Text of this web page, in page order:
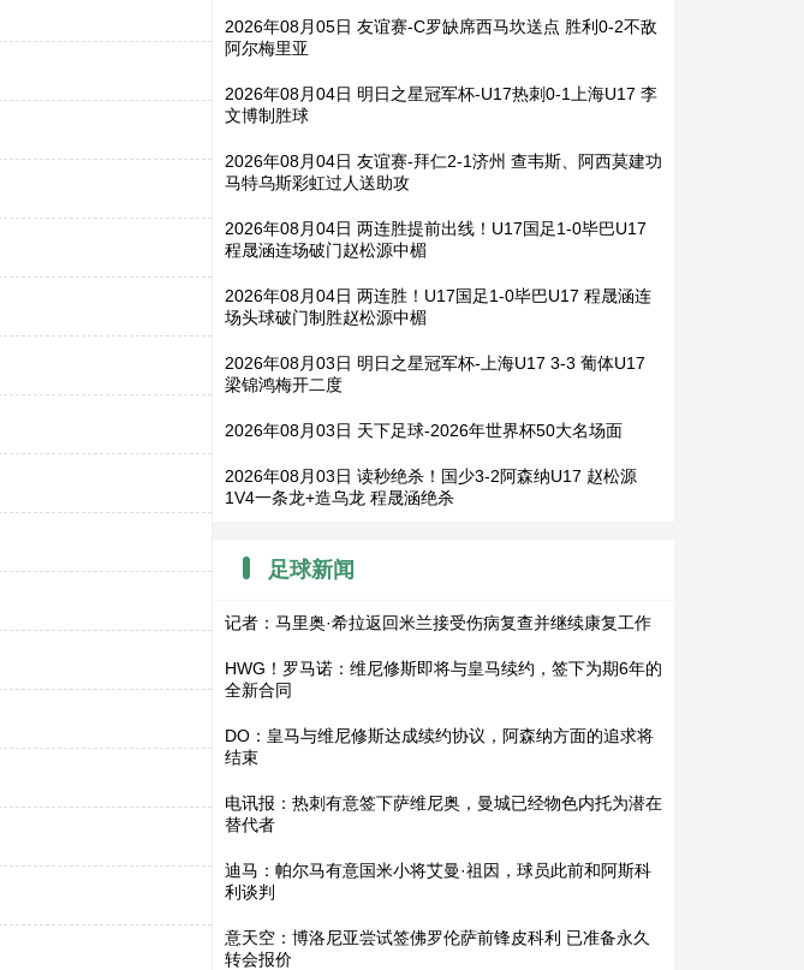
2026年08月05日 友谊赛-C罗缺席西马坎送点 胜利0-2不敌
阿尔梅里亚
2026年08月04日 明日之星冠军杯-U17热刺0-1上海U17 李
文博制胜球
2026年08月04日 友谊赛-拜仁2-1济州 查韦斯、阿西莫建功
马特乌斯彩虹过人送助攻
2026年08月04日 两连胜提前出线！U17国足1-0毕巴U17
程晟涵连场破门赵松源中楣
2026年08月04日 两连胜！U17国足1-0毕巴U17 程晟涵连
场头球破门制胜赵松源中楣
2026年08月03日 明日之星冠军杯-上海U17 3-3 葡体U17
梁锦鸿梅开二度
2026年08月03日 天下足球-2026年世界杯50大名场面
2026年08月03日 读秒绝杀！国少3-2阿森纳U17 赵松源
1V4一条龙+造乌龙 程晟涵绝杀
足球新闻
记者：马里奥·希拉返回米兰接受伤病复查并继续康复工作
HWG！罗马诺：维尼修斯即将与皇马续约，签下为期6年的
全新合同
DO：皇马与维尼修斯达成续约协议，阿森纳方面的追求将
结束
电讯报：热刺有意签下萨维尼奥，曼城已经物色内托为潜在
替代者
迪马：帕尔马有意国米小将艾曼·祖因，球员此前和阿斯科
利谈判
意天空：博洛尼亚尝试签佛罗伦萨前锋皮科利 已准备永久
转会报价